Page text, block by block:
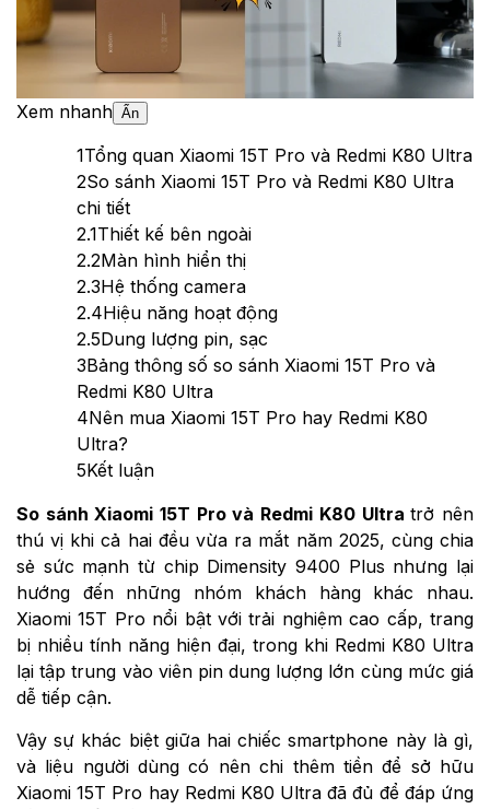
Xem nhanh Ẩn
1Tổng quan Xiaomi 15T Pro và Redmi K80 Ultra
2So sánh Xiaomi 15T Pro và Redmi K80 Ultra
chi tiết
2.1Thiết kế bên ngoài
2.2Màn hình hiển thị
2.3Hệ thống camera
2.4Hiệu năng hoạt động
2.5Dung lượng pin, sạc
3Bảng thông số so sánh Xiaomi 15T Pro và
Redmi K80 Ultra
4Nên mua Xiaomi 15T Pro hay Redmi K80
Ultra?
5Kết luận
So sánh Xiaomi 15T Pro và Redmi K80 Ultratrở nên
thú vị khi cả hai đều vừa ra mắt năm 2025, cùng chia
sẻ sức mạnh từ chip Dimensity 9400 Plus nhưng lại
hướng đến những nhóm khách hàng khác nhau.
Xiaomi 15T Pro nổi bật với trải nghiệm cao cấp, trang
bị nhiều tính năng hiện đại, trong khi Redmi K80 Ultra
lại tập trung vào viên pin dung lượng lớn cùng mức giá
dễ tiếp cận.
Vậy sự khác biệt giữa hai chiếc smartphone này là gì,
và liệu người dùng có nên chi thêm tiền để sở hữu
Xiaomi 15T Pro hay Redmi K80 Ultra đã đủ để đáp ứng